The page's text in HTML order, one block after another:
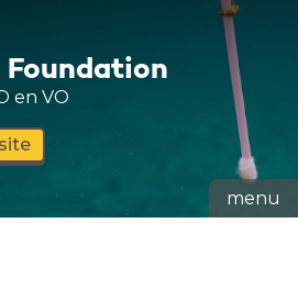
en VO
menu